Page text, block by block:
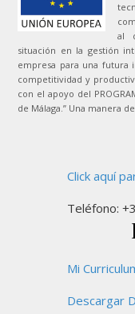
al
situación en la gestión
empresa para una futura
competitividad y
con el apoyo del
de Málaga.” Una manera
Click aquí
Teléfono:
Mi
Descargar